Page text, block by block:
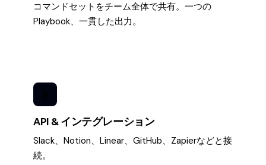
コマンドセットをチーム全体で共有。一つの
Playbook、一貫した出力。
API & インテグレーション
Slack、Notion、Linear、GitHub、Zapierなどと接
続。